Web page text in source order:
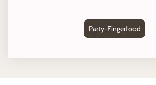
Party-Fingerfood